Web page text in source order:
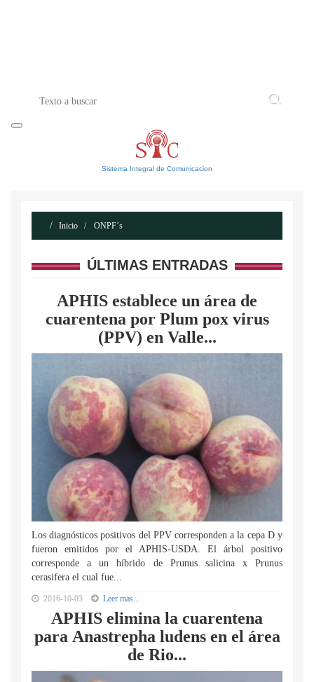
Sistema Integral de Comunicacion
Inicio ONPF´s
ÚLTIMAS ENTRADAS
APHIS establece un área de
cuarentena por Plum pox virus
(PPV) en Valle...
Los diagnósticos positivos del PPV corresponden a la cepa D y
fueron emitidos por el APHIS-USDA. El árbol positivo
corresponde a un híbrido de Prunus salicina x Prunus
cerasifera el cual fue...
2016-10-03 Leer mas...
APHIS elimina la cuarentena
para Anastrepha ludens en el área
de Rio...